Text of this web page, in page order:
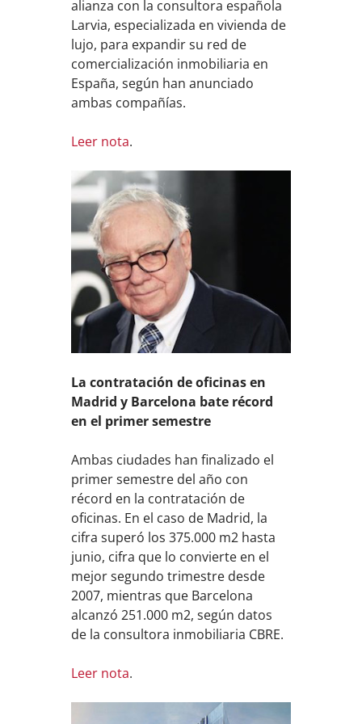
alianza con la consultora española
Larvia, especializada en vivienda de
lujo, para expandir su red de
comercialización inmobiliaria en
España, según han anunciado
ambas compañías.
Leer nota.
La contratación de oficinas en
Madrid y Barcelona bate récord
en el primer semestre
Ambas ciudades han finalizado el
primer semestre del año con
récord en la contratación de
oficinas. En el caso de Madrid, la
cifra superó los 375.000 m2 hasta
junio, cifra que lo convierte en el
mejor segundo trimestre desde
2007, mientras que Barcelona
alcanzó 251.000 m2, según datos
de la consultora inmobiliaria CBRE.
Leer nota.